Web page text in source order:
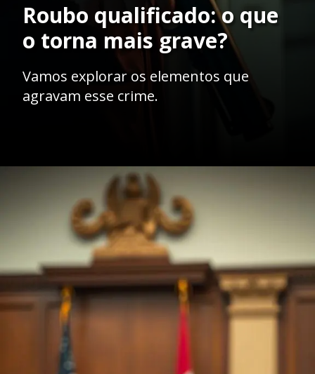
Roubo qualificado: o que
o torna mais grave?
Vamos explorar os elementos que
agravam esse crime.
https://ademilsoncs.adv.br/